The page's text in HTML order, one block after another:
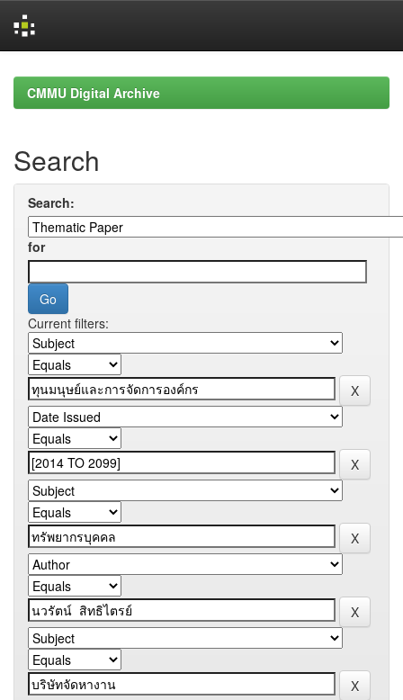
navigationCMMU Digital Archive
Search
Search:
for
Current filters: